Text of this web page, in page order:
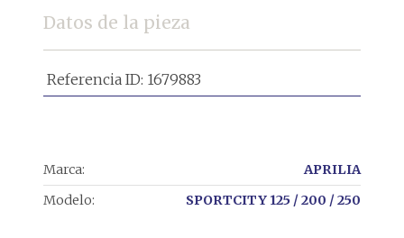
Datos de la pieza
Referencia ID: 1679883
Marca:
APRILIA
Modelo:
SPORTCITY 125 / 200 / 250